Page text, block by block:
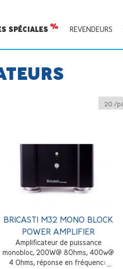
SPÉCIALES REVENDEURS
BRICASTI M32 MONO BLOCK
POWER AMPLIFIER
Amplificateur de puissance
monobloc, 200W@ 8Ohms, 400w@
4 Ohms, réponse en fréquence